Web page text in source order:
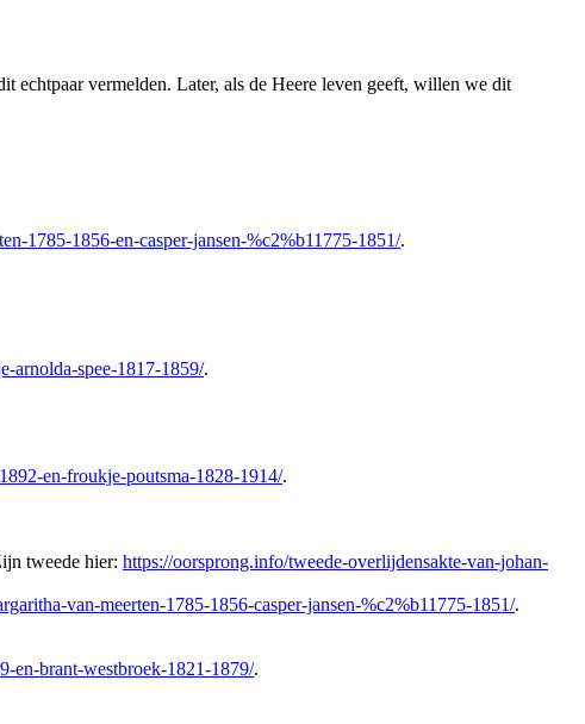
echtpaar vermelden. Later, als de Heere leven geeft, willen we dit
1785-1856-en-casper-jansen-%c2%b11775-1851/.
arnolda-spee-1817-1859/.
en-froukje-poutsma-1828-1914/.
tweede hier: https://oorsprong.info/tweede-overlijdensakte-van-johan-
van-meerten-1785-1856-casper-jansen-%c2%b11775-1851/.
en-brant-westbroek-1821-1879/.